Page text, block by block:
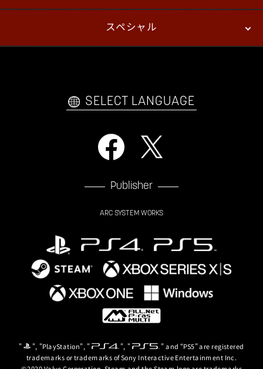
プレイヤーズ
スペシャル
自己紹介カードメーカー アーケード
SELECT LANGUAGE
Publisher
ARC SYSTEM WORKS
" ", "PlayStation", " ", " " and “PS5” are registered
trademarks or trademarks of Sony Interactive Entertainment Inc.